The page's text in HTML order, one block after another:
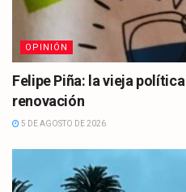
OPINIÓN
Felipe Piña: la vieja
renovación
5 DE AGOSTO DE 2026